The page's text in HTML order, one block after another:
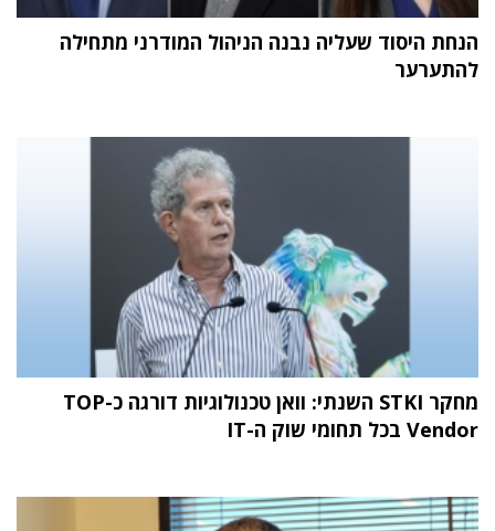
הנחת היסוד שעליה נבנה הניהול המודרני מתחילה
להתערער
מחקר STKI השנתי: וואן טכנולוגיות דורגה כ-TOP
Vendor בכל תחומי שוק ה-IT